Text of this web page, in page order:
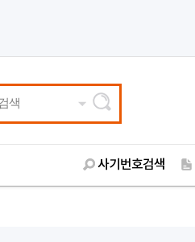
색
사기번호검색